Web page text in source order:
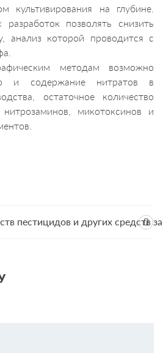
культивирования на глубине.
позволять снизить
анализ которой проводится с
методам возможно
и содержание нитратов в
остаточное количество
микотоксинов и
пестицидов и других средств